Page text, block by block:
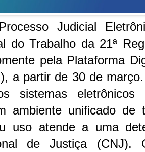
Judicial
do Trabalho da 21ª
pela Plataforma
a partir de 30 de março.
sistemas eletrônicos
ambiente unificado de
uso atende a uma
de Justiça (CNJ).